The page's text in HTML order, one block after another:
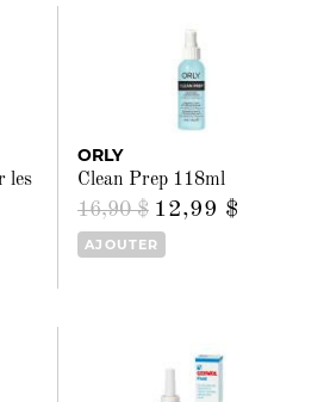
les
ORLY
Clean Prep 118ml
16,90 $ 12,99 $
AJOUTER